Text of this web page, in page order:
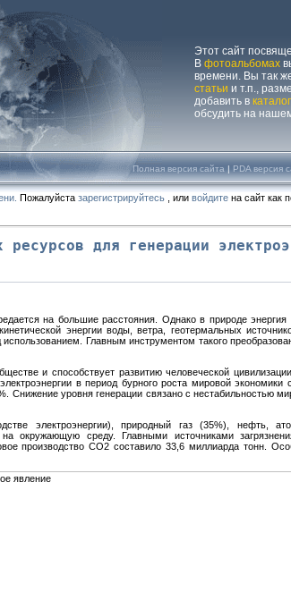
Этот сайт
В фотоальбомах
времени. Вы так
статьи и т.п.,
добавить в
обсудить на
Полная версия сайта | PDA версия
Пожалуйста зарегистрируйтесь, или войдитена сайт как
ресурсов для генерации
на большие расстояния. Однако в природе энергия
энергии воды, ветра, геотермальных
Главным инструментом такого
и способствует развитию человеческой
в период бурного роста мировой экономики
Снижение уровня генерации связано с нестабильностью
электроэнергии), природный газ (35%), нефть,
окружающую среду. Главными источниками
производство CO2 составило 33,6 миллиарда тонн.